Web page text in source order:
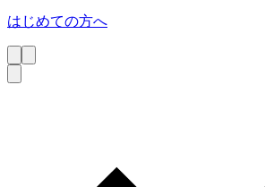
はじめての方へ